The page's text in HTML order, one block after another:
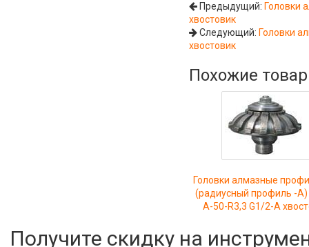
Предыдущий: Головки
хвостовик
Следующий: Головки
хвостовик
Похожие
Головки алмазные
(радиусный профиль -
А-50-R3,3 G1/2-A
Получите скидку на